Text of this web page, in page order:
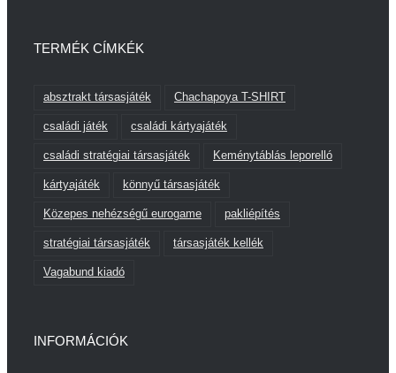
TERMÉK CÍMKÉK
absztrakt társasjáték Chachapoya T-SHIRT
családi játék családi kártyajáték
családi stratégiai társasjáték Keménytáblás leporelló
kártyajáték könnyű társasjáték
Közepes nehézségű eurogame pakliépítés
stratégiai társasjáték társasjáték kellék
Vagabund kiadó
INFORMÁCIÓK